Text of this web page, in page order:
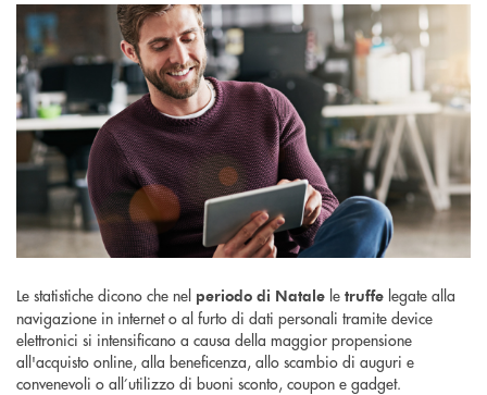
Le statistiche dicono che nel periodo di Natale le truffe legate alla
navigazione in internet o al furto di dati personali tramite device
elettronici si intensificano a causa della maggior propensione
all'acquisto online, alla beneficenza, allo scambio di auguri e
convenevoli o all’utilizzo di buoni sconto, coupon e gadget.